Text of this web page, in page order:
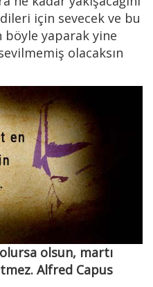
için sevecek ve bu
yaparak yine
olacaksın
olsun, martı
Alfred Capus